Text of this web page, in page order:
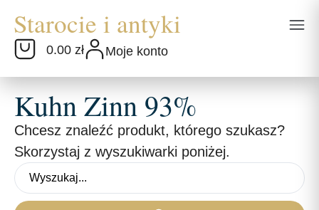
0.00 zł Moje konto
Kuhn Zinn 93%
Chcesz znaleźć produkt, którego szukasz?
Skorzystaj z wyszukiwarki poniżej.